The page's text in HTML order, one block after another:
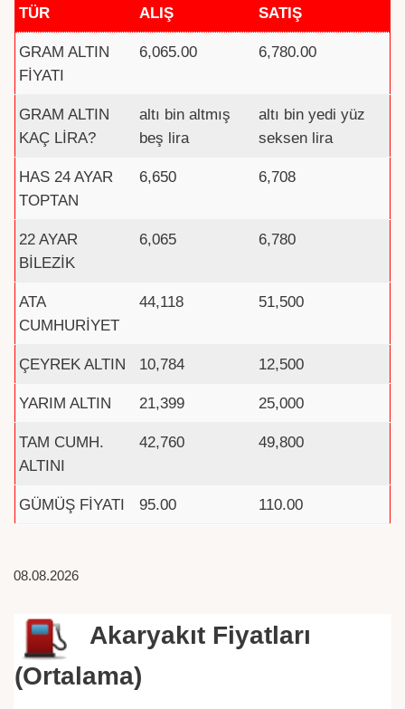
TÜR
ALIŞ SATIŞ
GRAM ALTIN
FİYATI
6,065.00 6,780.00
GRAM ALTIN
KAÇ LİRA?
altı bin altmış
beş lira
altı bin yedi yüz
seksen lira
HAS 24 AYAR
TOPTAN
6,650 6,708
22 AYAR
BİLEZİK
6,065 6,780
ATA
CUMHURİYET
44,118 51,500
ÇEYREK ALTIN 10,784 12,500
YARIM ALTIN 21,399 25,000
TAM CUMH.
ALTINI
42,760 49,800
GÜMÜŞ FİYATI 95.00 110.00
08.08.2026
Akaryakıt Fiyatları
(Ortalama)